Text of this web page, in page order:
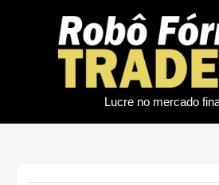
Lucre no mercado